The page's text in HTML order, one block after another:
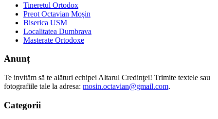
Tineretul Ortodox
Preot Octavian Moșin
Biserica USM
Localitatea Dumbrava
Masterate Ortodoxe
Anunț
Te invităm să te alături echipei Altarul Credinţei! Trimite textele sau
fotografiile tale la adresa: mosin.octavian@gmail.com.
Categorii